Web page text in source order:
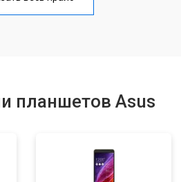
от 3200 ₽
планшетов Asus